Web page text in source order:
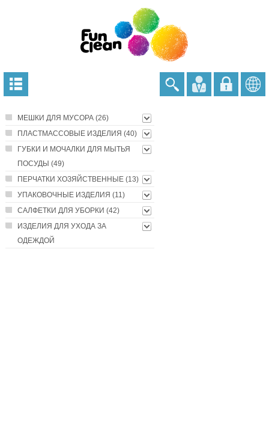
МЕШКИ ДЛЯ МУСОРА (26)
ПЛАСТМАССОВЫЕ ИЗДЕЛИЯ (40)
ГУБКИ И МОЧАЛКИ ДЛЯ МЫТЬЯ
ПОСУДЫ (49)
ПЕРЧАТКИ ХОЗЯЙСТВЕННЫЕ (13)
УПАКОВОЧНЫЕ ИЗДЕЛИЯ (11)
САЛФЕТКИ ДЛЯ УБОРКИ (42)
ИЗДЕЛИЯ ДЛЯ УХОДА ЗА
ОДЕЖДОЙ